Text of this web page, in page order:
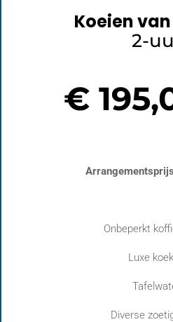
Koeien
2-
€
Onbeperkt
Luxe
Diverse